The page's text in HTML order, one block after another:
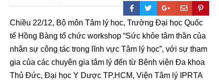
Chiều 22/12, Bộ môn Tâm lý học, Trường Đại học Quốc
tế Hồng Bàng tổ chức workshop “Sức khỏe tâm thần của
nhân sự công tác trong lĩnh vực Tâm lý học”, với sự tham
gia của các chuyên gia tâm lý đến từ Bệnh viện Đa khoa
Thủ Đức, Đại học Y Dược TP.HCM, Viện Tâm lý IPRTA